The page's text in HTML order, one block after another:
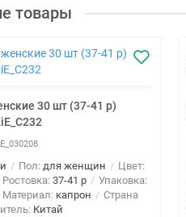
товары
30 шт (37-41 р)
Пол: для женщин
Цвет:
Ростовка: 37-41 р
Упаковка:
Материал: капрон
Страна
Китай